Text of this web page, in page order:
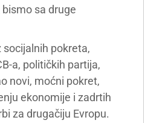
sa druge
pokreta,
a, političkih partija,
novi, moćni pokret,
ekonomije i zadrtih
za drugačiju Evropu.